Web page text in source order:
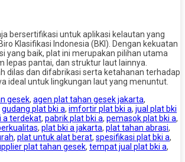
bersertifikasi untuk aplikasi kelautan yang
Klasifikasi Indonesia (BKI). Dengan kekuatan
yang baik, plat ini merupakan pilihan utama
lepas pantai, dan struktur laut lainnya.
dilas dan difabrikasi serta ketahanan terhadap
ideal untuk lingkungan laut yang menuntut.
gesek, agen plat tahan gesek jakarta,
gudang plat bki a, imfortir plat bki a, jual plat bki
a terdekat, pabrik plat bki a, pemasok plat bki a,
, plat bki a jakarta, plat tahan abrasi,
, plat untuk alat berat, spesifikasi plat bki a,
plat tahan gesek, tempat jual plat bki a,